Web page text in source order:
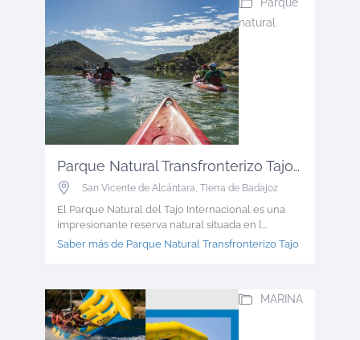
Parque Natural Transfronterizo Tajo ...
San Vicente de Alcántara Tierra de Badajoz
El Parque Natural del Tajo Internacional es una
impresionante reserva natural situada en l...
natural
Saber más de Parque Natural Transfronterizo Tajo >
MARINA